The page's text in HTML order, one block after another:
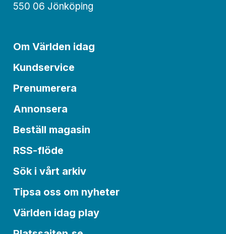
550 06 Jönköping
Om Världen idag
Kundservice
Prenumerera
Annonsera
Beställ magasin
RSS-flöde
Sök i vårt arkiv
Tipsa oss om nyheter
Världen idag play